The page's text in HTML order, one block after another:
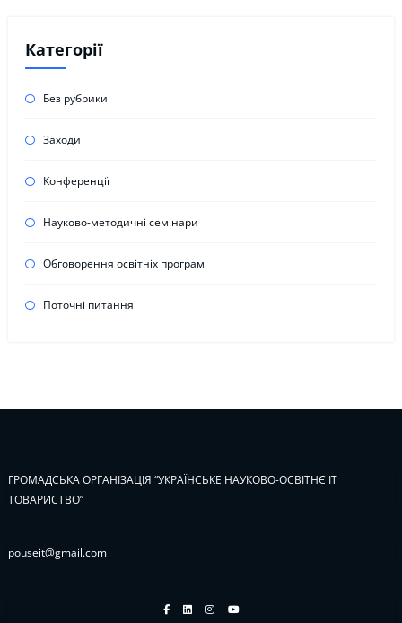
Категорії
Без рубрики
Заходи
Конференції
Науково-методичні семінари
Обговорення освітніх програм
Поточні питання
ГРОМАДСЬКА ОРГАНІЗАЦІЯ “УКРАЇНСЬКЕ НАУКОВО-ОСВІТНЄ ІТ
ТОВАРИСТВО”
pouseit@gmail.com